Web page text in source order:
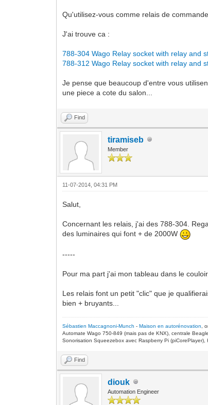
Qu'utilisez-vous comme relais de
J'ai trouve ca :
788-304 Wago Relay socket with relay and
788-312 Wago Relay socket with relay and
Je pense que beaucoup d'entre vous
une piece a cote du salon...
Find
tiramiseb
Member
11-07-2014, 04:31 PM
Salut,
Concernant les relais, j'ai des 788-304.
des luminaires qui font + de 2000W
-----
Pour ma part j'ai mon tableau dans le
Les relais font un petit "clic" que je
bien + bruyants...
Sébastien Maccagnoni-Munch -Maison en autorénovation
,
Automate Wago 750-849 (mais pas de KNX), centrale
Sonorisation Squeezebox avec Raspberry Pi
Find
diouk
Automation Engineer